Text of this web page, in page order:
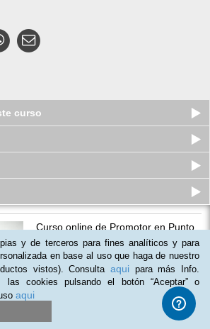
curso
Curso online de Promotor en Punto
de Ventas
Plazas agotadas
90 $35usd
y de terceros para fines analíticos y para
en base al uso que haga de nuestro
vistos). Consulta aqui para más Info.
las cookies pulsando el botón “Aceptar” o
aqui